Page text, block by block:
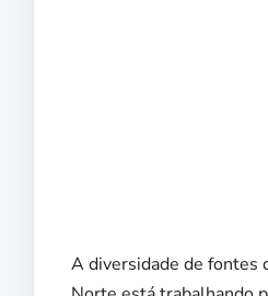
A diversidade de fontes